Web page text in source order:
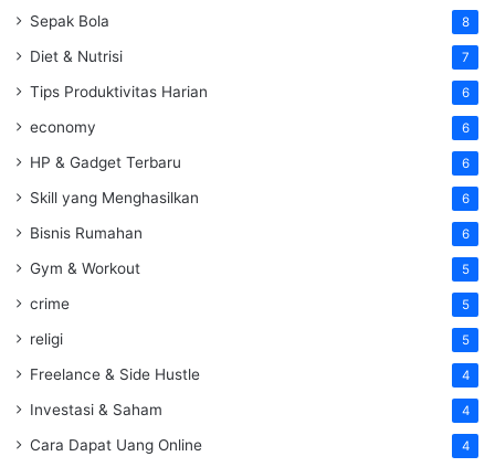
Sepak Bola 8
Diet & Nutrisi 7
Tips Produktivitas Harian 6
economy 6
HP & Gadget Terbaru 6
Skill yang Menghasilkan 6
Bisnis Rumahan 6
Gym & Workout 5
crime 5
religi 5
Freelance & Side Hustle 4
Investasi & Saham 4
Cara Dapat Uang Online 4